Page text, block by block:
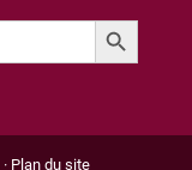
Search Button
· Plan du site